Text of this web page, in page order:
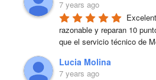
7 years ago
razonable y reparan 10
que el servicio técnico de
Lucia Molina
7 years ago